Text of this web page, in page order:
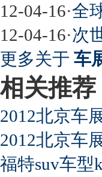
12-04-16·全
12-04-16·次
更多关于 车
相关推荐
2012北京车
2012北京车
福特suv车型